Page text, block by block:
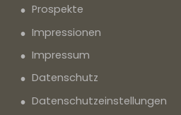
Prospekte
Impressionen
Impressum
Datenschutz
Datenschutz­einstellungen